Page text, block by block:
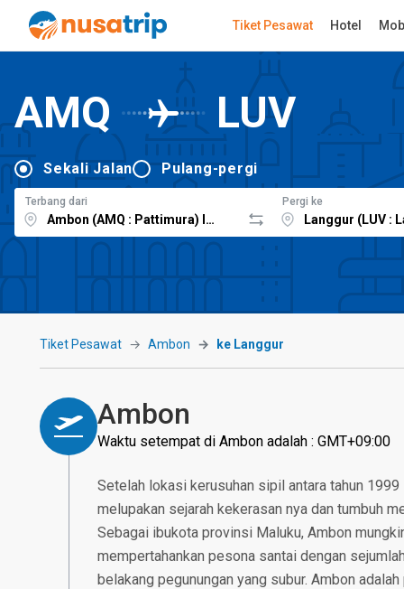
Tiket Pesawat Hotel
AMQ LUV
Sekali Jalan Pulang-pergi
Terbang dari Pergi ke
Tiket Pesawat Ambon ke Langgur
Ambon
Waktu setempat di Ambon adalah : GMT+09:00
Setelah lokasi kerusuhan sipil antara tahun
melupakan sejarah kekerasan nya dan tumbuh
Sebagai ibukota provinsi Maluku, Ambon
mempertahankan pesona santai dengan
belakang pegunungan yang subur. Ambon